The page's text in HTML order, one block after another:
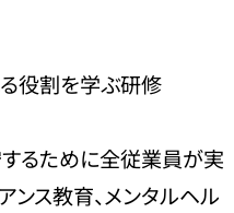
役割を学ぶ研修
るために全従業員が実
ンス教育、メンタルヘル